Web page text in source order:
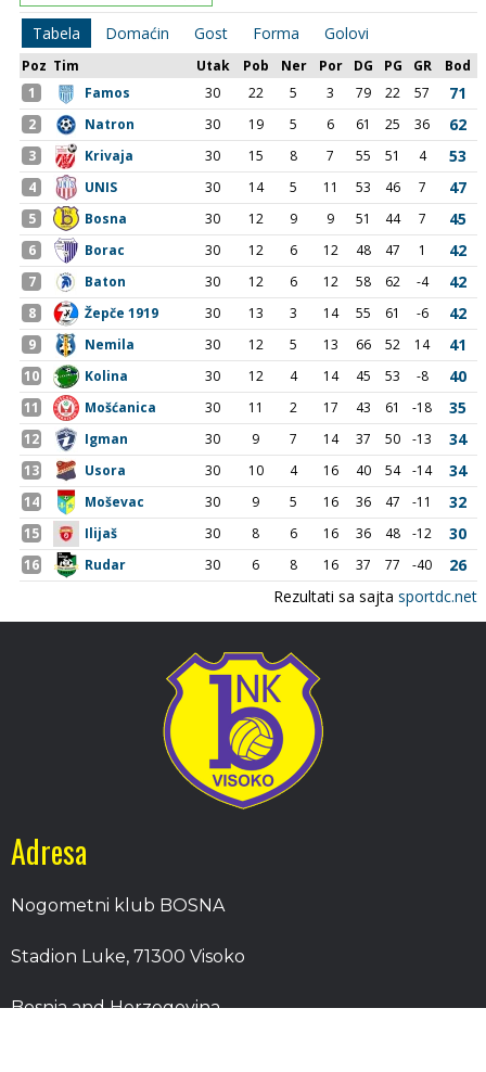
Adresa
Nogometni klub BOSNA
Stadion Luke, 71300 Visoko
Bosnia and Herzegovina